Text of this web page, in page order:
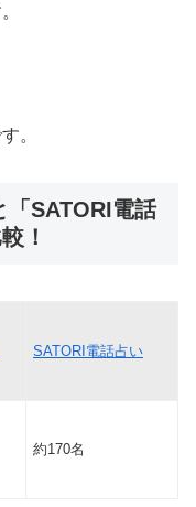
。
SATORI電話
！
SATORI電話占い
約170名